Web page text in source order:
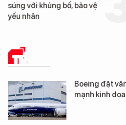
súng với khủng bố, bảo vệ
yếu nhân
TIN TỨC
Boeing đặt
mạnh kinh